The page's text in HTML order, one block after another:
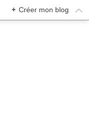
+ Créer mon blog